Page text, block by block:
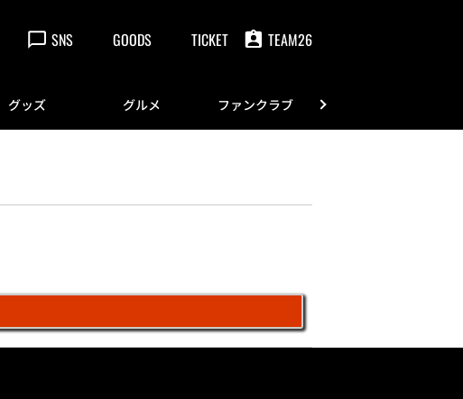
SNS GOODS TICKET TEAM26
グッズ グルメ ファンクラブ